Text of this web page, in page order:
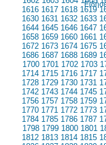
1616 1617 1618 1619
1630 1631 1632 1633
1644 1645 1646 1647
1658 1659 1660 1661
1672 1673 1674 1675
1686 1687 1688 1689
1700 1701 1702 1703
1714 1715 1716 1717
1728 1729 1730 1731
1742 1743 1744 1745
1756 1757 1758 1759
1770 1771 1772 1773
1784 1785 1786 1787
1798 1799 1800 1801
1812 1813 1814 1815